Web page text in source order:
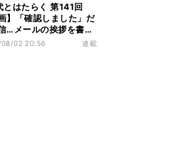
とはたらく 第141回
画】「確認しました」だ
…メールの挨拶を書か
チャット世代”の価値観
08/02 20:56 連載